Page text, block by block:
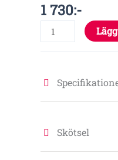
1 730:-
Skötsel